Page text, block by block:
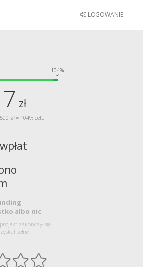
LOGOWANIE
104%
zł
zł = 104% celu
wpłat
albo nic
zakończył się
pełne